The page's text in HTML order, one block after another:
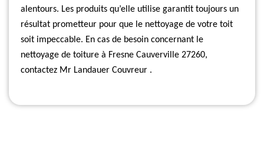
alentours. Les produits qu’elle utilise garantit toujours un
résultat prometteur pour que le nettoyage de votre toit
soit impeccable. En cas de besoin concernant le
nettoyage de toiture à Fresne Cauverville 27260,
contactez Mr Landauer Couvreur .